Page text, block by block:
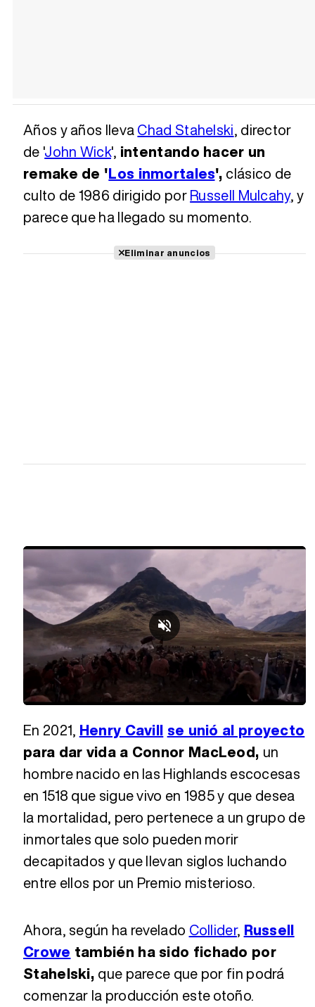
Años y años llevaChad Stahelski, director
de 'John Wick', intentando hacer un
remake de 'Los inmortales', clásico de
culto de 1986 dirigido porRussell Mulcahy, y
parece que ha llegado su momento.
Eliminar anuncios
Loaded
51.19%
En 2021, Henry Cavill se unió al proyecto
para dar vida a Connor MacLeod, un
hombre nacido en las Highlands escocesas
en 1518 que sigue vivo en 1985 y que desea
la mortalidad, pero pertenece a un grupo de
inmortales que solo pueden morir
decapitados y que llevan siglos luchando
entre ellos por un Premio misterioso.
Ahora, según ha revelado Collider, Russell
Crowe también ha sido fichado por
Stahelski, que parece que por fin podrá
comenzar la producción este otoño.